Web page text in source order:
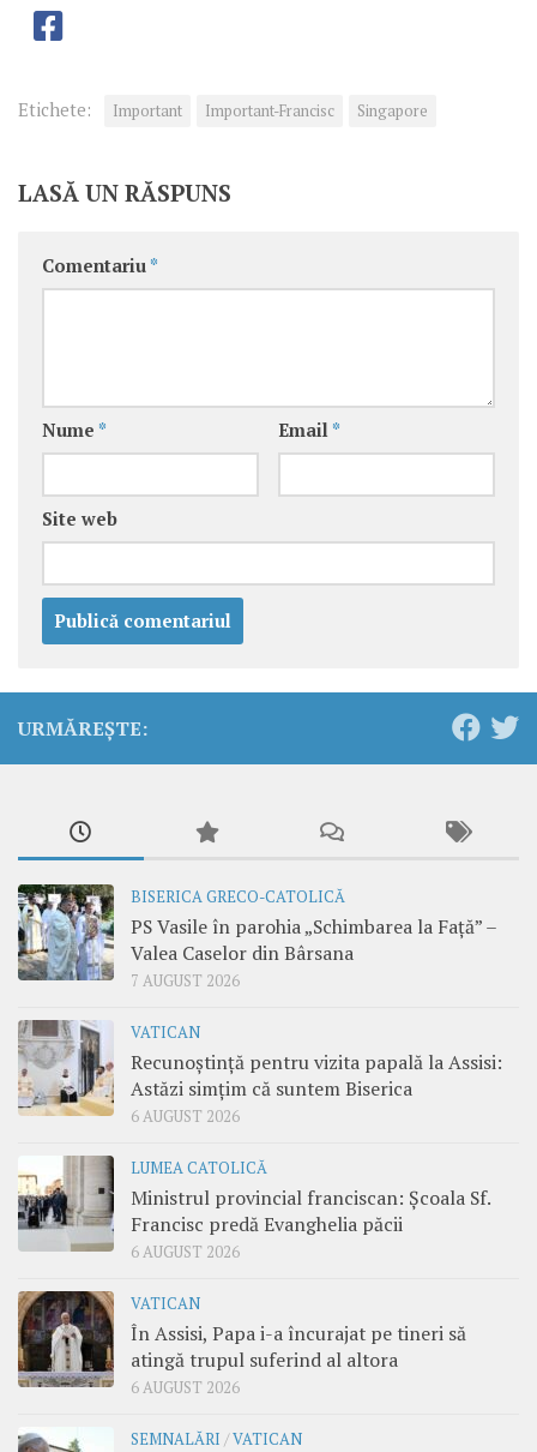
Etichete: Important Important-Francisc Singapore
LASĂ UN RĂSPUNS
Comentariu *
Nume * Email *
Site web
URMĂREȘTE:
BISERICA GRECO-CATOLICĂ
PS Vasile în parohia „Schimbarea la Față” –
Valea Caselor din Bârsana
7 AUGUST 2026
VATICAN
Recunoștință pentru vizita papală la Assisi:
Astăzi simțim că suntem Biserica
6 AUGUST 2026
LUMEA CATOLICĂ
Ministrul provincial franciscan: Școala Sf.
Francisc predă Evanghelia păcii
6 AUGUST 2026
VATICAN
În Assisi, Papa i-a încurajat pe tineri să
atingă trupul suferind al altora
6 AUGUST 2026
SEMNALĂRI /VATICAN